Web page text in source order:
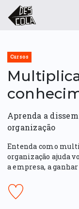
Cursos
Aprenda a
organização
Entenda como
organização ajuda
a empresa, a
Favorite
o